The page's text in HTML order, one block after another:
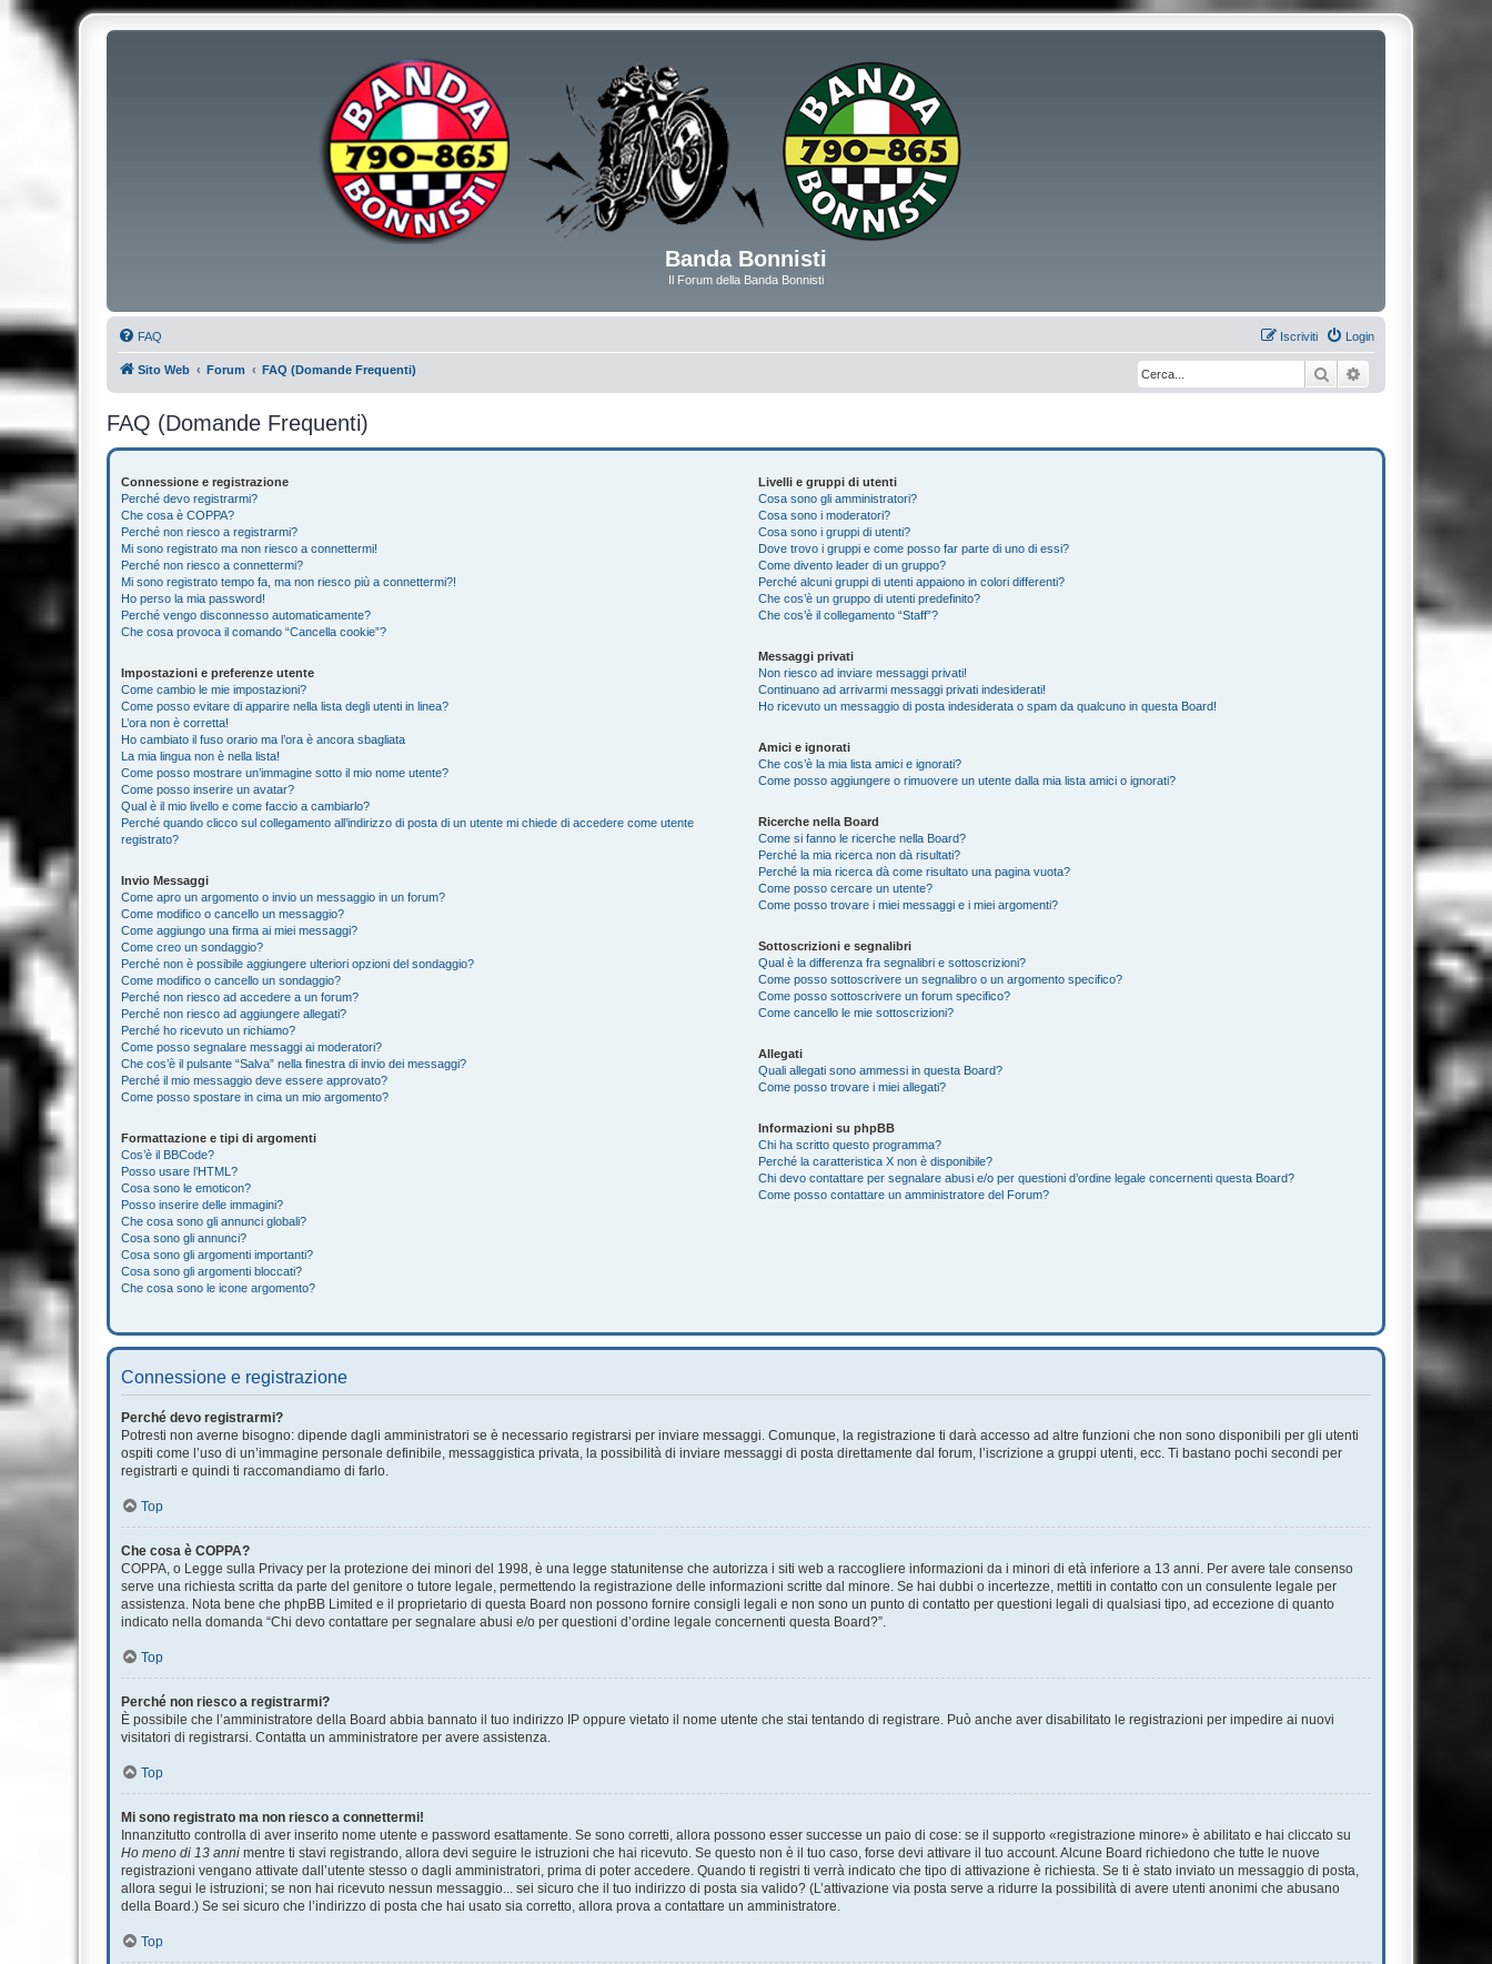
Banda Bonnisti
Il Forum della Banda Bonnisti
FAQ Login
Iscriviti
Sito Web Forum FAQ (Domande Frequenti) Cerca
FAQ (Domande Frequenti)
Connessione e registrazione
Perché devo registrarmi?
Che cosa è COPPA?
Perché non riesco a registrarmi?
Mi sono registrato ma non riesco a connettermi!
Perché non riesco a connettermi?
Mi sono registrato tempo fa, ma non riesco più a connettermi?!
Ho perso la mia password!
Perché vengo disconnesso automaticamente?
Che cosa provoca il comando “Cancella cookie”?
Impostazioni e preferenze utente
Come cambio le mie impostazioni?
Come posso evitare di apparire nella lista degli utenti in linea?
L’ora non è corretta!
Ho cambiato il fuso orario ma l’ora è ancora sbagliata
La mia lingua non è nella lista!
Come posso mostrare un’immagine sotto il mio nome utente?
Come posso inserire un avatar?
Qual è il mio livello e come faccio a cambiarlo?
Perché quando clicco sul collegamento all’indirizzo di posta di un utente mi chiede di accedere come utente
registrato?
Invio Messaggi
Come apro un argomento o invio un messaggio in un forum?
Come modifico o cancello un messaggio?
Come aggiungo una firma ai miei messaggi?
Come creo un sondaggio?
Perché non è possibile aggiungere ulteriori opzioni del sondaggio?
Come modifico o cancello un sondaggio?
Perché non riesco ad accedere a un forum?
Perché non riesco ad aggiungere allegati?
Perché ho ricevuto un richiamo?
Come posso segnalare messaggi ai moderatori?
Che cos’è il pulsante “Salva” nella finestra di invio dei messaggi?
Perché il mio messaggio deve essere approvato?
Come posso spostare in cima un mio argomento?
Formattazione e tipi di argomenti
Cos’è il BBCode?
Posso usare l’HTML?
Cosa sono le emoticon?
Posso inserire delle immagini?
Che cosa sono gli annunci globali?
Cosa sono gli annunci?
Cosa sono gli argomenti importanti?
Cosa sono gli argomenti bloccati?
Che cosa sono le icone argomento?
Livelli e gruppi di utenti
Cosa sono gli amministratori?
Cosa sono i moderatori?
Cosa sono i gruppi di utenti?
Dove trovo i gruppi e come posso far parte di uno di essi?
Come divento leader di un gruppo?
Perché alcuni gruppi di utenti appaiono in colori differenti?
Che cos’è un gruppo di utenti predefinito?
Che cos’è il collegamento “Staff”?
Messaggi privati
Non riesco ad inviare messaggi privati!
Continuano ad arrivarmi messaggi privati indesiderati!
Ho ricevuto un messaggio di posta indesiderata o spam da qualcuno in questa Board!
Amici e ignorati
Che cos’è la mia lista amici e ignorati?
Come posso aggiungere o rimuovere un utente dalla mia lista amici o ignorati?
Ricerche nella Board
Come si fanno le ricerche nella Board?
Perché la mia ricerca non dà risultati?
Perché la mia ricerca dà come risultato una pagina vuota?
Come posso cercare un utente?
Come posso trovare i miei messaggi e i miei argomenti?
Sottoscrizioni e segnalibri
Qual è la differenza fra segnalibri e sottoscrizioni?
Come posso sottoscrivere un segnalibro o un argomento specifico?
Come posso sottoscrivere un forum specifico?
Come cancello le mie sottoscrizioni?
Allegati
Quali allegati sono ammessi in questa Board?
Come posso trovare i miei allegati?
Informazioni su phpBB
Chi ha scritto questo programma?
Perché la caratteristica X non è disponibile?
Chi devo contattare per segnalare abusi e/o per questioni d’ordine legale concernenti questa Board?
Come posso contattare un amministratore del Forum?
Connessione e registrazione
Perché devo registrarmi?
Potresti non averne bisogno: dipende dagli amministratori se è necessario registrarsi per inviare messaggi. Comunque, la registrazione ti darà accesso ad altre funzioni che non sono disponibili per gli utenti
ospiti come l’uso di un’immagine personale definibile, messaggistica privata, la possibilità di inviare messaggi di posta direttamente dal forum, l’iscrizione a gruppi utenti, ecc. Ti bastano pochi secondi per
registrarti e quindi ti raccomandiamo di farlo.
Top
Che cosa è COPPA?
COPPA, o Legge sulla Privacy per la protezione dei minori del 1998, è una legge statunitense che autorizza i siti web a raccogliere informazioni da i minori di età inferiore a 13 anni. Per avere tale consenso
serve una richiesta scritta da parte del genitore o tutore legale, permettendo la registrazione delle informazioni scritte dal minore. Se hai dubbi o incertezze, mettiti in contatto con un consulente legale per
assistenza. Nota bene che phpBB Limited e il proprietario di questa Board non possono fornire consigli legali e non sono un punto di contatto per questioni legali di qualsiasi tipo, ad eccezione di quanto
indicato nella domanda “Chi devo contattare per segnalare abusi e/o per questioni d’ordine legale concernenti questa Board?”.
Top
Perché non riesco a registrarmi?
È possibile che l’amministratore della Board abbia bannato il tuo indirizzo IP oppure vietato il nome utente che stai tentando di registrare. Può anche aver disabilitato le registrazioni per impedire ai nuovi
visitatori di registrarsi. Contatta un amministratore per avere assistenza.
Top
Mi sono registrato ma non riesco a connettermi!
Innanzitutto controlla di aver inserito nome utente e password esattamente. Se sono corretti, allora possono esser successe un paio di cose: se il supporto «registrazione minore» è abilitato e hai cliccato su
Ho meno di 13 anni mentre ti stavi registrando, allora devi seguire le istruzioni che hai ricevuto. Se questo non è il tuo caso, forse devi attivare il tuo account. Alcune Board richiedono che tutte le nuove
registrazioni vengano attivate dall’utente stesso o dagli amministratori, prima di poter accedere. Quando ti registri ti verrà indicato che tipo di attivazione è richiesta. Se ti è stato inviato un messaggio di posta,
allora segui le istruzioni; se non hai ricevuto nessun messaggio... sei sicuro che il tuo indirizzo di posta sia valido? (L’attivazione via posta serve a ridurre la possibilità di avere utenti anonimi che abusano
della Board.) Se sei sicuro che l’indirizzo di posta che hai usato sia corretto, allora prova a contattare un amministratore.
Top